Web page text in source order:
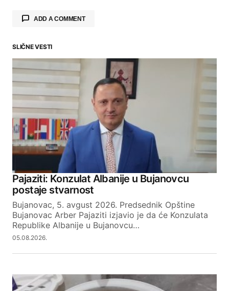
ADD A COMMENT
Your email address will not be published.
Required fields are marked
Your Name
Your E-mail
SUBMIT COMMENT
SLIČNE VESTI
Pajaziti: Konzulat Albanije u Bujanovcu
postaje stvarnost
Bujanovac, 5. avgust 2026. Predsednik Opštine
Bujanovac Arber Pajaziti izjavio je da će Konzulata
Republike Albanije u Bujanovcu…
05.08.2026.